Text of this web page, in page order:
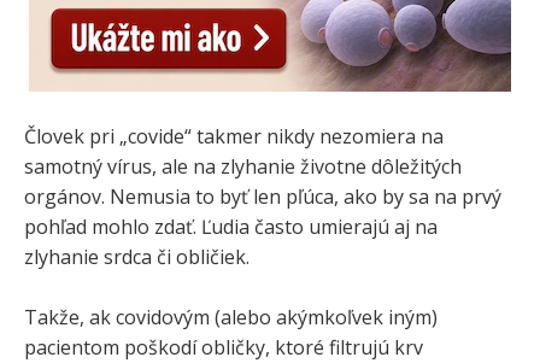
Človek pri „covide“ takmer nikdy nezomiera na
samotný vírus, ale na zlyhanie životne dôležitých
orgánov. Nemusia to byť len pľúca, ako by sa na prvý
pohľad mohlo zdať. Ľudia často umierajú aj na
zlyhanie srdca či obličiek.
Takže, ak covidovým (alebo akýmkoľvek iným)
pacientom poškodí obličky, ktoré filtrujú krv